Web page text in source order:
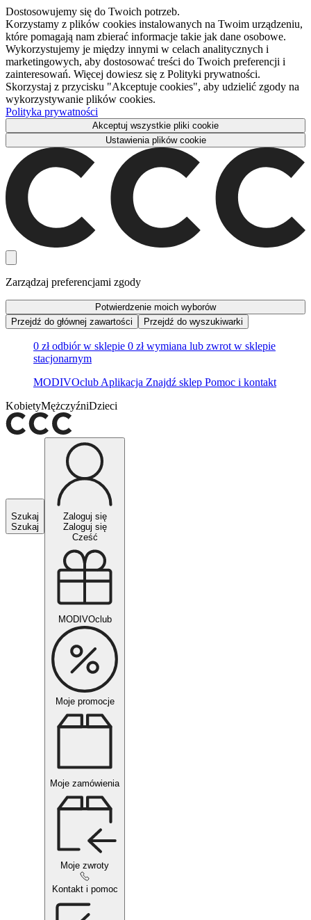
Dostosowujemy się do Twoich potrzeb.
Korzystamy z plików cookies instalowanych na Twoim urządzeniu,
które pomagają nam zbierać informacje takie jak dane osobowe.
Wykorzystujemy je między innymi w celach analitycznych i
marketingowych, aby dostosować treści do Twoich preferencji i
zainteresowań. Więcej dowiesz się z Polityki prywatności.
Skorzystaj z przycisku "Akceptuje cookies", aby udzielić zgody na
wykorzystywanie plików cookies.
Polityka prywatności
Akceptuj wszystkie pliki cookie
Ustawienia plików cookie
Zarządzaj preferencjami zgody
Potwierdzenie moich wyborów
Przejdź do głównej zawartości
Przejdź do wyszukiwarki
0 zł odbiór w sklepie 0 zł wymiana lub zwrot w sklepie
stacjonarnym
MODIVOclub Aplikacja Znajdź sklep Pomoc i kontakt
KobietyMężczyźniDzieci
Szukaj
Szukaj
Zaloguj się
Zaloguj się
Cześć
MODIVOclub
Moje promocje
Moje zamówienia
Moje zwroty
Kontakt i pomoc